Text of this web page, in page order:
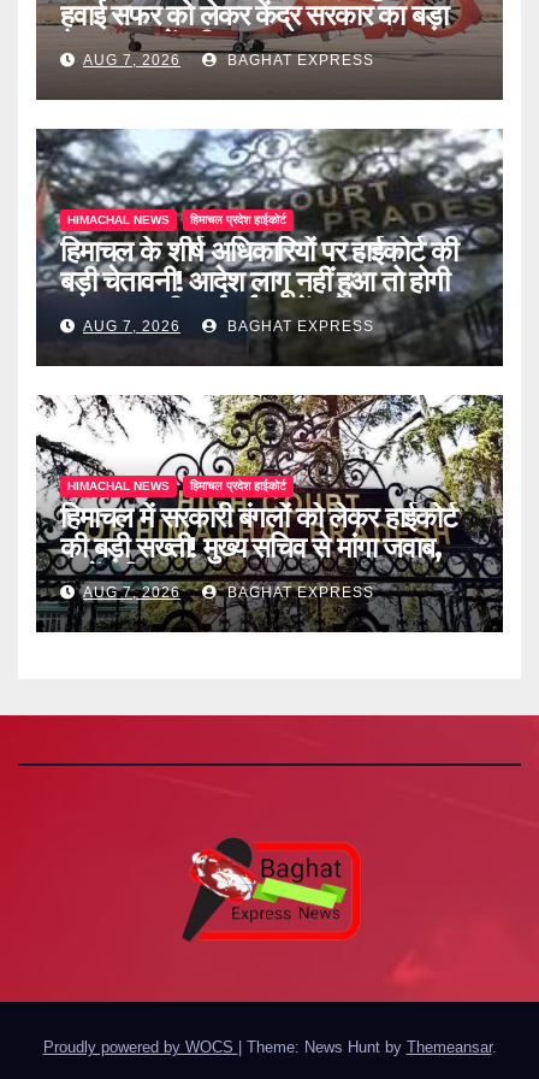
हवाई सफर को लेकर केंद्र सरकार का बड़ा
फैसला, जानें पूरी खबर
AUG 7, 2026 BAGHAT EXPRESS
HIMACHAL NEWS हिमाचल प्रदेश हाईकोर्ट
हिमाचल के शीर्ष अधिकारियों पर हाईकोर्ट की
बड़ी चेतावनी! आदेश लागू नहीं हुआ तो होगी
अवमानना की कार्रवाई, जानें पूरी खबर
AUG 7, 2026 BAGHAT EXPRESS
HIMACHAL NEWS हिमाचल प्रदेश हाईकोर्ट
हिमाचल में सरकारी बंगलों को लेकर हाईकोर्ट
की बड़ी सख्ती! मुख्य सचिव से मांगा जवाब,
जानें पूरी खबर
AUG 7, 2026 BAGHAT EXPRESS
Proudly powered by WOCS | Theme: News Hunt by Themeansar.